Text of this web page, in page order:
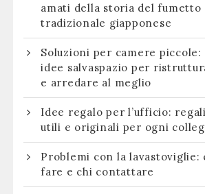
amati della storia del fumetto
tradizionale giapponese
Soluzioni per camere piccole:
idee salvaspazio per
e arredare al meglio
Idee regalo per l’ufficio: regali
utili e originali per ogni
Problemi con la lavastoviglie:
fare e chi contattare